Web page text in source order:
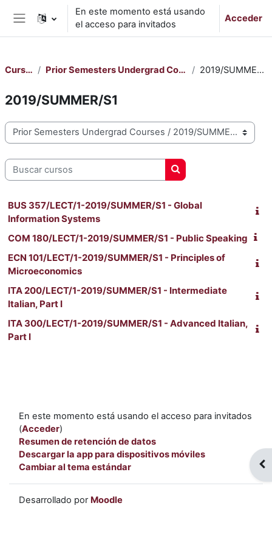
Salta al contenido principal
Panel lateral
En este momento está usando
el acceso para invitados
Acceder
Cursos Prior Semesters Undergrad Courses 2019/SUMMER/S1
2019/SUMMER/S1
Categorías
Buscar cursos
Buscar cursos
BUS 357/LECT/1-2019/SUMMER/S1 - Global
Information Systems
COM 180/LECT/1-2019/SUMMER/S1 - Public Speaking
ECN 101/LECT/1-2019/SUMMER/S1 - Principles of
Microeconomics
ITA 200/LECT/1-2019/SUMMER/S1 - Intermediate
Italian, Part I
ITA 300/LECT/1-2019/SUMMER/S1 - Advanced Italian,
Part I
En este momento está usando el acceso para invitados
(Acceder)
Resumen de retención de datos
Descargar la app para dispositivos móviles
Cambiar al tema estándar
Desarrollado por Moodle